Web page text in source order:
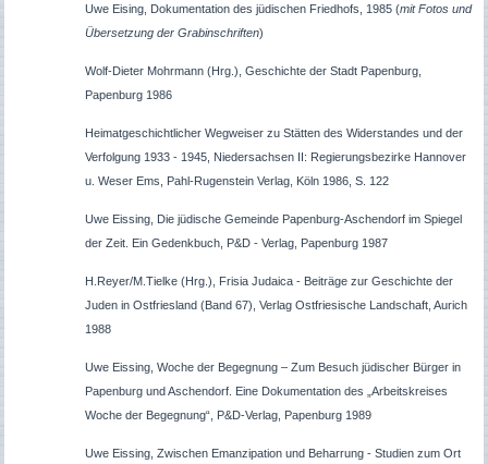
Uwe Eising, Dokumentation des jüdischen Friedhofs, 1985 (mit Fotos und
Übersetzung der Grabinschriften)
Wolf-Dieter Mohrmann (Hrg.), Geschichte der Stadt Papenburg,
Papenburg 1986
Heimatgeschichtlicher Wegweiser zu Stätten des Widerstandes und der
Verfolgung 1933 - 1945, Niedersachsen II: Regierungsbezirke Hannover
u. Weser Ems, Pahl-Rugenstein Verlag, Köln 1986, S. 122
Uwe Eissing, Die jüdische Gemeinde Papenburg-Aschendorf im Spiegel
der Zeit. Ein Gedenkbuch, P&D - Verlag, Papenburg 1987
H.Reyer/M.Tielke (Hrg.), Frisia Judaica - Beiträge zur Geschichte der
Juden in Ostfriesland (Band 67), Verlag Ostfriesische Landschaft, Aurich
1988
Uwe Eissing, Woche der Begegnung – Zum Besuch jüdischer Bürger in
Papenburg und Aschendorf. Eine Dokumentation des „Arbeitskreises
Woche der Begegnung“, P&D-Verlag, Papenburg 1989
Uwe Eissing, Zwischen Emanzipation und Beharrung - Studien zum Ort